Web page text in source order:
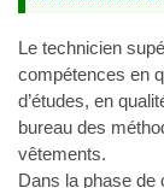
Le technicien
compétences en
d’études, en
bureau des
vêtements.
Dans la phase de